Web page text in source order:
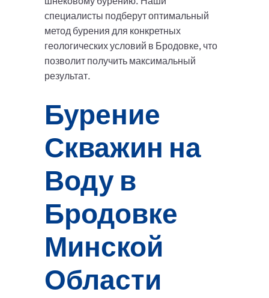
специалисты подберут оптимальный
метод бурения для конкретных
геологических условий в Бродовке, что
позволит получить максимальный
результат.
Бурение
Скважин на
Воду в
Бродовке
Минской
Области